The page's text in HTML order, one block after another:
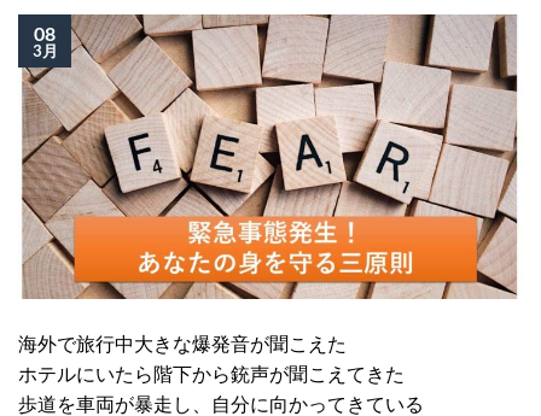
08
3月
海外で旅行中大きな爆発音が聞こえた
ホテルにいたら階下から銃声が聞こえてきた
歩道を車両が暴走し、自分に向かってきている